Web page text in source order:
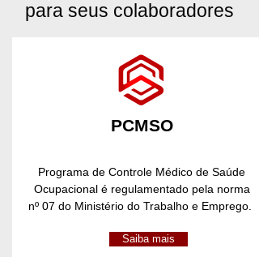
para seus colaboradores
PCMSO
Programa de Controle Médico de Saúde
Ocupacional é regulamentado pela norma
nº 07 do Ministério do Trabalho e Emprego.
Saiba mais